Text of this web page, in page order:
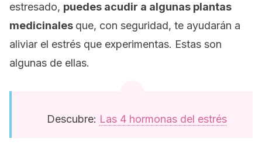
estresado, puedes acudir a algunas plantas
medicinales que, con seguridad, te ayudarán a
aliviar el estrés que experimentas. Estas son
algunas de ellas.
Descubre: Las 4 hormonas del estrés